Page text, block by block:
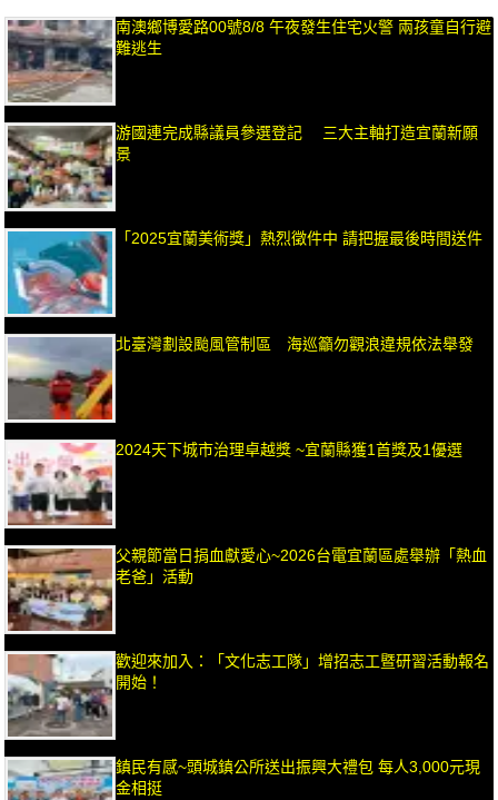
南澳鄉博愛路00號8/8 午夜發生住宅火警 兩孩童自行避
難逃生
游國連完成縣議員參選登記 三大主軸打造宜蘭新願
景
「2025宜蘭美術獎」熱烈徵件中 請把握最後時間送件
北臺灣劃設颱風管制區 海巡籲勿觀浪違規依法舉發
2024天下城市治理卓越獎 ~宜蘭縣獲1首獎及1優選
父親節當日捐血獻愛心~2026台電宜蘭區處舉辦「熱血
老爸」活動
歡迎來加入：「文化志工隊」增招志工暨研習活動報名
開始！
鎮民有感~頭城鎮公所送出振興大禮包 每人3,000元現
金相挺